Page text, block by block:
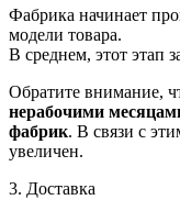
Фабрика начинает
модели товара.
В среднем, этот этап
Обратите внимание,
нерабочими
фабрик. В связи с
увеличен.
3. Доставка